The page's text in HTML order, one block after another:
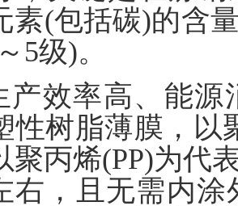
素(包括碳)的含
5级)。
产效率高、能
性树脂薄膜，以
聚丙烯(PP)为代
右，且无需内涂